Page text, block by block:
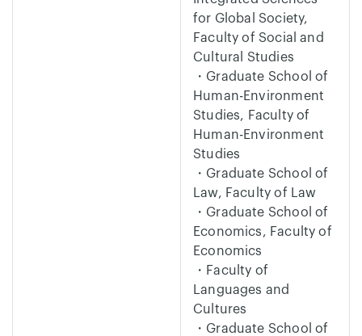
for Global Society,
Faculty of Social and
Cultural Studies
・Graduate School of
Human-Environment
Studies, Faculty of
Human-Environment
Studies
・Graduate School of
Law, Faculty of Law
・Graduate School of
Economics, Faculty of
Economics
・Faculty of
Languages and
Cultures
・Graduate School of